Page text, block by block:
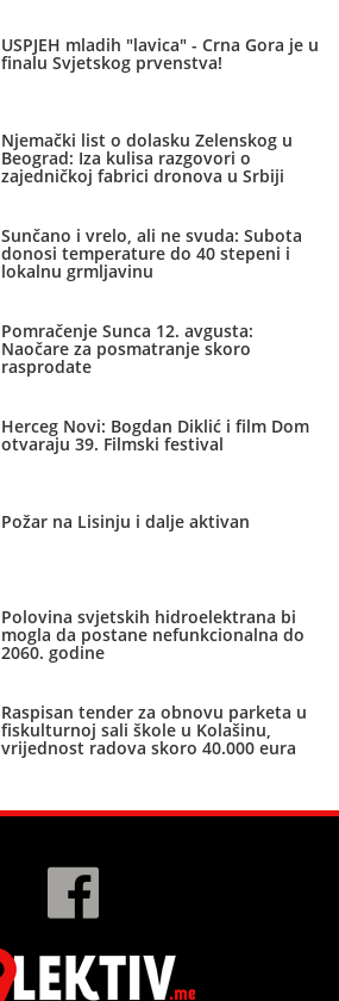
USPJEH mladih "lavica" - Crna Gora je u
finalu Svjetskog prvenstva!
Njemački list o dolasku Zelenskog u
Beograd: Iza kulisa razgovori o
zajedničkoj fabrici dronova u Srbiji
Sunčano i vrelo, ali ne svuda: Subota
donosi temperature do 40 stepeni i
lokalnu grmljavinu
Pomračenje Sunca 12. avgusta:
Naočare za posmatranje skoro
rasprodate
Herceg Novi: Bogdan Diklić i film Dom
otvaraju 39. Filmski festival
Požar na Lisinju i dalje aktivan
Polovina svjetskih hidroelektrana bi
mogla da postane nefunkcionalna do
2060. godine
Raspisan tender za obnovu parketa u
fiskulturnoj sali škole u Kolašinu,
vrijednost radova skoro 40.000 eura